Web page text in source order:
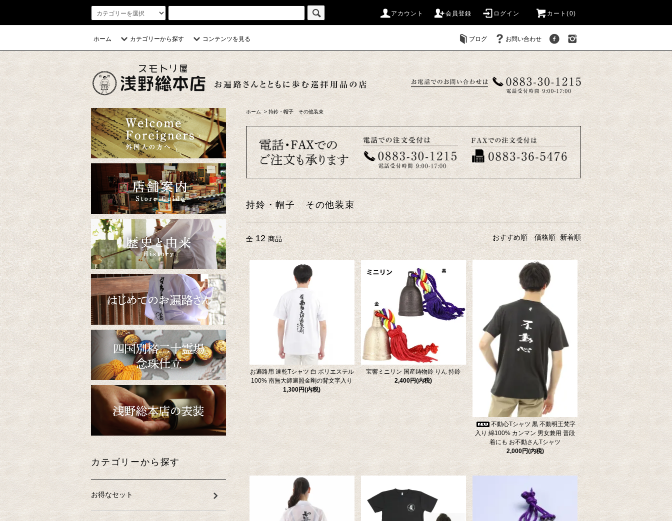
アカウント 会員登録 ログイン カート(0)
ホーム カテゴリーから探す コンテンツを見る ブログ お問い合わせ
ホーム >持鈴・帽子 その他装束
持鈴・帽子 その他装束
全 12 商品 おすすめ順 価格順 新着順
お遍路用 速乾Tシャツ 白 ポリエステル
100% 南無大師遍照金剛の背文字入り
1,300円(内税)
宝響ミニリン 国産鋳物鈴 りん 持鈴
2,400円(内税)
不動心Tシャツ 黒 不動明王梵字
入り 綿100% カンマン 男女兼用 普段
着にも お不動さんTシャツ
2,000円(内税)
カテゴリーから探す
お得なセット